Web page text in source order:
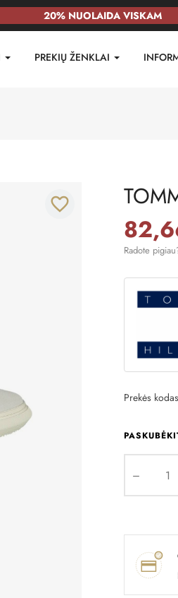
20% NUOLAIDA VISKAM
PREKIŲ ŽENKLAI
favorite_border
Radote
Prekės